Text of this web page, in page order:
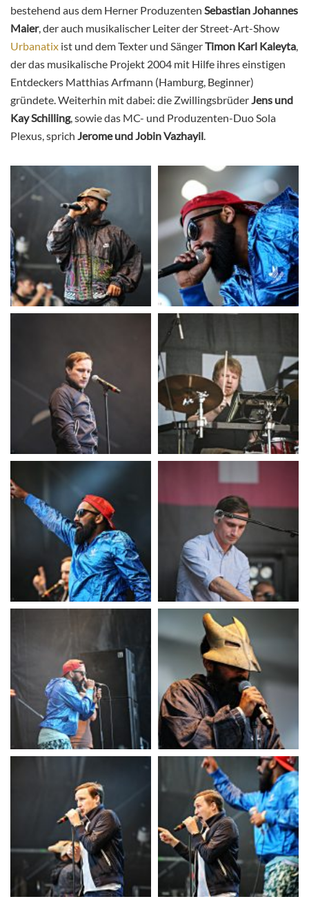
bestehend aus dem Herner Produzenten Sebastian Johannes
Maier, der auch musikalischer Leiter der Street-Art-Show
Urbanatix ist und dem Texter und SängerTimon Karl Kaleyta,
der das musikalische Projekt 2004 mit Hilfe ihres einstigen
Entdeckers Matthias Arfmann (Hamburg, Beginner)
gründete. Weiterhin mit dabei: die ZwillingsbrüderJens und
Kay Schilling, sowie das MC- und Produzenten-Duo Sola
Plexus, sprich Jerome und Jobin Vazhayil.